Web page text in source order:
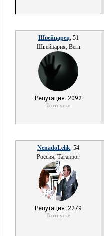
Швейцарец, 51
Швейцария, Bern
Репутация: 2092
В отпуске
NenadoLelik, 54
Россия, Таганрог
Репутация: 2279
В отпуске